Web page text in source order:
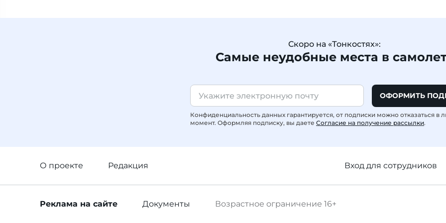
Скоро на «Тонкостях»:
Самые неудобные места в
ОФОРМИТЬ
Конфиденциальность данных гарантируется, от подписки можно отказаться в
момент. Оформляя подписку, вы даете Согласие на получение рассылки.
О проекте Редакция Вход для сотрудников
Возрастное ограничение 16+
Реклама на сайте Документы